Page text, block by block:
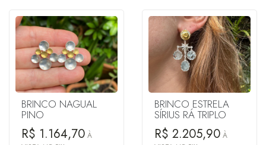
BRINCO NAGUAL
PINO
R$ 1.164,70 À
BRINCO ESTRELA
SÍRIUS RÁ TRIPLO
R$ 2.205,90 À